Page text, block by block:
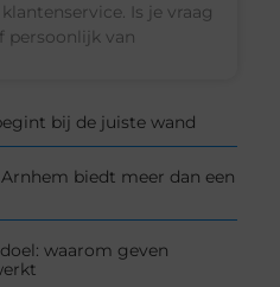
bij de juiste wand
biedt meer dan een
waarom geven
Is je vraag
persoonlijk van